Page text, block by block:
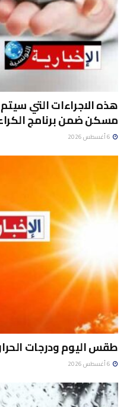
هذه الاجراءات التي
مسكن ضمن برنامج
طقس اليوم ودرجات